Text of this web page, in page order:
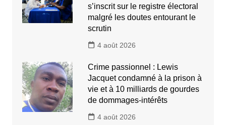
s’inscrit sur le registre électoral
malgré les doutes entourant le
scrutin
4 août 2026
Crime passionnel : Lewis
Jacquet condamné à la prison à
vie et à 10 milliards de gourdes
de dommages-intérêts
4 août 2026